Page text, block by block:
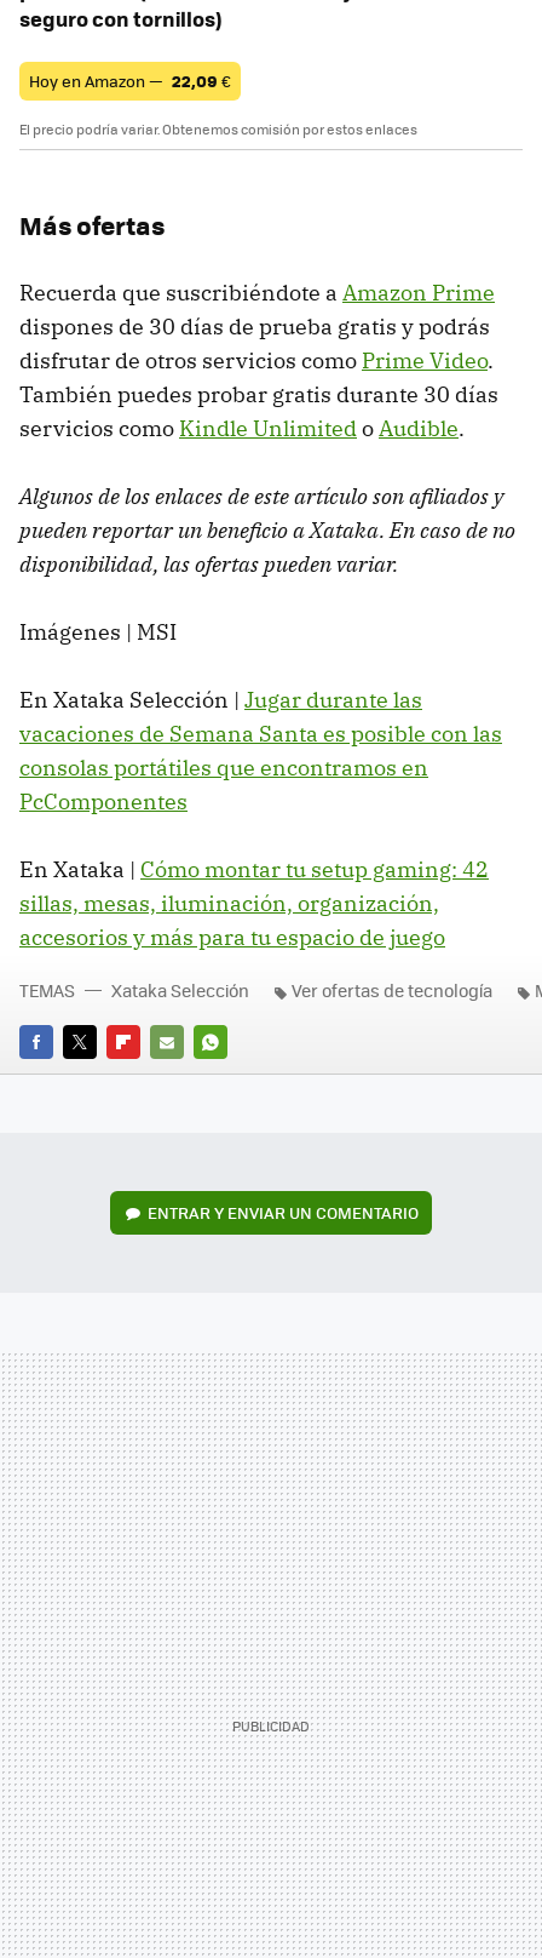
seguro con tornillos)
Hoy en Amazon — 22,09 €
El precio podría variar. Obtenemos comisión por estos enlaces
Más ofertas
Recuerda que suscribiéndote a Amazon Prime
dispones de 30 días de prueba gratis y podrás
disfrutar de otros servicios como Prime Video.
También puedes probar gratis durante 30 días
servicios como Kindle UnlimitedoAudible.
Algunos de los enlaces de este artículo son afiliados y
pueden reportar un beneficio a Xataka. En caso de no
disponibilidad, las ofertas pueden variar.
Imágenes | MSI
En Xataka Selección | Jugar durante las
vacaciones de Semana Santa es posible con las
consolas portátiles que encontramos en
PcComponentes
En Xataka | Cómo montar tu setup gaming: 42
sillas, mesas, iluminación, organización,
accesorios y más para tu espacio de juego
FACEBOOK
TWITTERFLIPBOARD
E-
WHATSAPP
TEMAS Xataka Selección Ver ofertas de tecnología
ENTRAR Y ENVIAR UN COMENTARIO